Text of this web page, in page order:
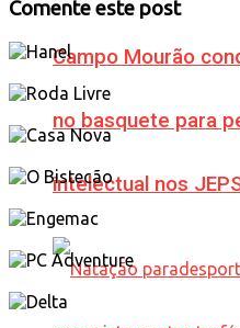
Campo Mourão
no basquete para
intelectual nos
Comente este post